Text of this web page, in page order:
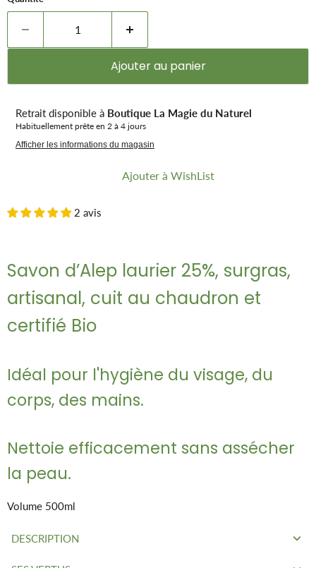
Ajouter au panier
Retrait disponible à Boutique La Magie du Naturel
Habituellement prête en 2 à 4 jours
Afficher les informations du magasin
Ajouter à WishList
2 avis
Savon d’Alep laurier 25%, surgras,
artisanal, cuit au chaudron et
certifié Bio
Idéal pour l'hygiène du visage, du
corps, des mains.
Nettoie efficacement sans assécher
la peau.
Volume 500ml
DESCRIPTION